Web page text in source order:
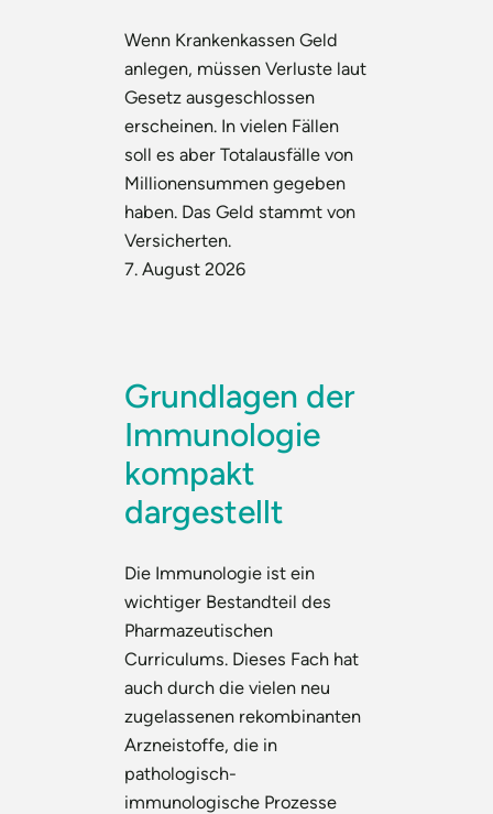
Wenn Krankenkassen Geld
anlegen, müssen Verluste laut
Gesetz ausgeschlossen
erscheinen. In vielen Fällen
soll es aber Totalausfälle von
Millionensummen gegeben
haben. Das Geld stammt von
Versicherten.
7. August 2026
Grundlagen der
Immunologie
kompakt
dargestellt
Die Immunologie ist ein
wichtiger Bestandteil des
Pharmazeutischen
Curriculums. Dieses Fach hat
auch durch die vielen neu
zugelassenen rekombinanten
Arzneistoffe, die in
pathologisch-
immunologische Prozesse